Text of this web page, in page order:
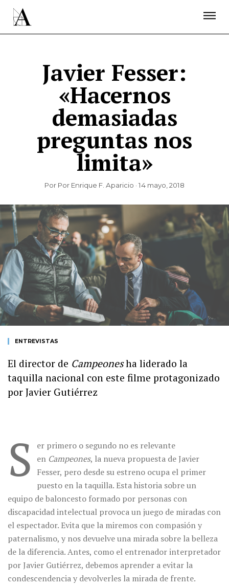
Javier Fesser:
«Hacernos
demasiadas
preguntas nos
limita»
Por Por Enrique F. Aparicio · 14 mayo, 2018
ENTREVISTAS
El director de Campeonesha liderado la
taquilla nacional con este filme protagonizado
por Javier Gutiérrez
S
er primero o segundo no es relevante
en Campeones, la nueva propuesta de Javier
Fesser, pero desde su estreno ocupa el primer
puesto en la taquilla. Esta historia sobre un
equipo de baloncesto formado por personas con
discapacidad intelectual provoca un juego de miradas con
el espectador. Evita que la miremos con compasión y
paternalismo, y nos devuelve una mirada sobre la belleza
de la diferencia. Antes, como el entrenador interpretador
por Javier Gutiérrez, debemos aprender a evitar la
condescendencia y devolverles la mirada de frente.
ÚNETE A LA ACADEMIA DE CINE
PRENSA